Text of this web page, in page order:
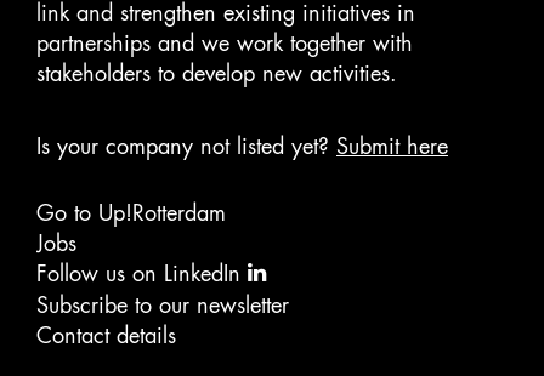
link and strengthen existing initiatives in
partnerships and we work together with
stakeholders to develop new activities.
Is your company not listed yet? Submit here
Go to Up!Rotterdam
Jobs
Follow us on LinkedIn
Subscribe to our newsletter
Contact details